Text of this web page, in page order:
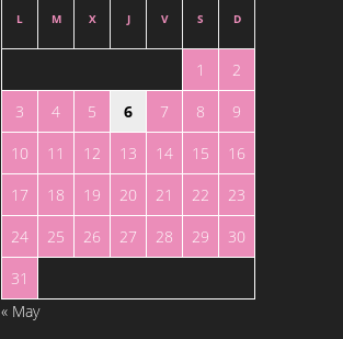
L M X J V S D
1
2
3
4 5 6 7 8
9
10
11 12 13 14 15
16
17
18 19 20 21 22
23
24
25 26 27 28 29
30
31
« May